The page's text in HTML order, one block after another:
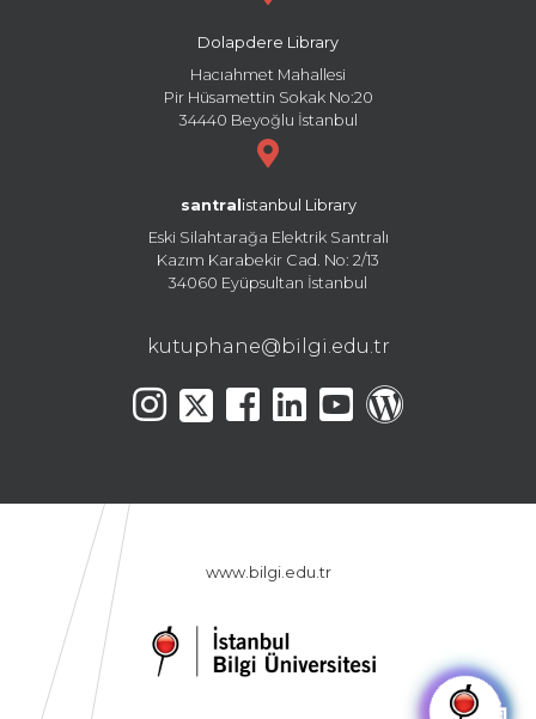
Dolapdere Library
Hacıahmet Mahallesi
Pir Hüsamettin Sokak No:20
34440 Beyoğlu İstanbul
santral istanbul Library
Eski Silahtarağa Elektrik Santralı
Kazım Karabekir Cad. No: 2/13
34060 Eyüpsultan İstanbul
kutuphane@bilgi.edu.tr
www.bilgi.edu.tr